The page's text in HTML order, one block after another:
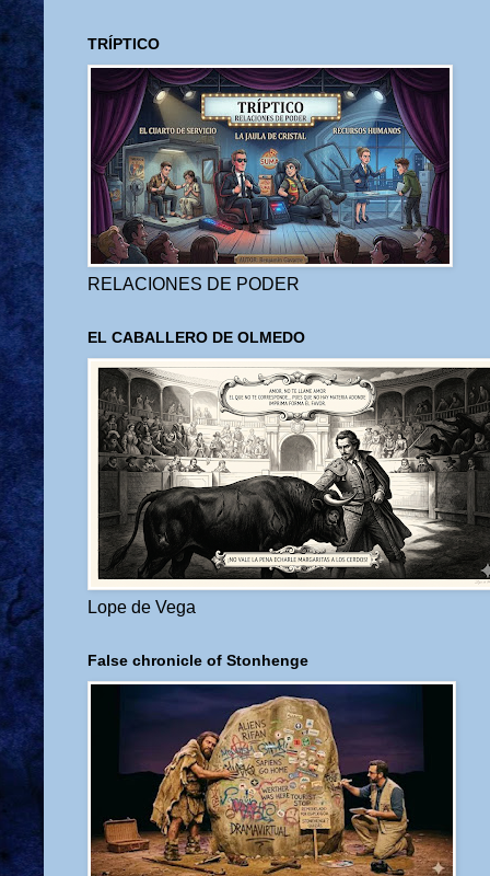
TRÍPTICO
RELACIONES DE PODER
EL CABALLERO DE OLMEDO
Lope de Vega
False chronicle of Stonhenge